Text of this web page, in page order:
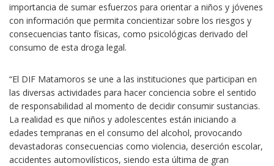
importancia de sumar esfuerzos para orientar a niños y jóvenes
con información que permita concientizar sobre los riesgos y
consecuencias tanto físicas, como psicológicas derivado del
consumo de esta droga legal.
“El DIF Matamoros se une a las instituciones que participan en
las diversas actividades para hacer conciencia sobre el sentido
de responsabilidad al momento de decidir consumir sustancias.
La realidad es que niños y adolescentes están iniciando a
edades tempranas en el consumo del alcohol, provocando
devastadoras consecuencias como violencia, deserción escolar,
accidentes automovilísticos, siendo esta última de gran